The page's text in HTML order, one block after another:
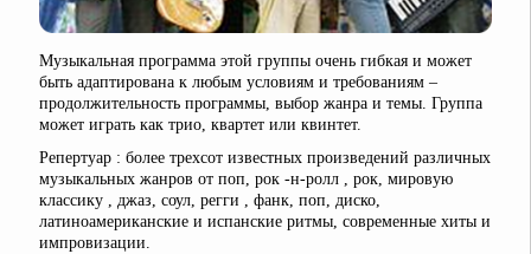
Музыкальная программа этой группы очень гибкая и может
быть адаптирована к любым условиям и требованиям –
продолжительность программы, выбор жанра и темы. Группа
может играть как трио, квартет или квинтет.
Репертуар : более трехсот известных произведений различных
музыкальных жанров от поп, рок -н-ролл , рок, мировую
классику , джаз, соул, регги , фанк, поп, диско,
латиноамериканские и испанские ритмы, современные хиты и
импровизации.